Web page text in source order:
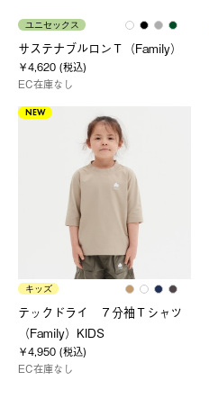
ユニセックス
サステナブルロンＴ（Family）
￥4,620 (税込)
EC在庫なし
NEW
キッズ
テックドライ ７分袖Ｔシャツ
（Family）KIDS
￥4,950 (税込)
EC在庫なし